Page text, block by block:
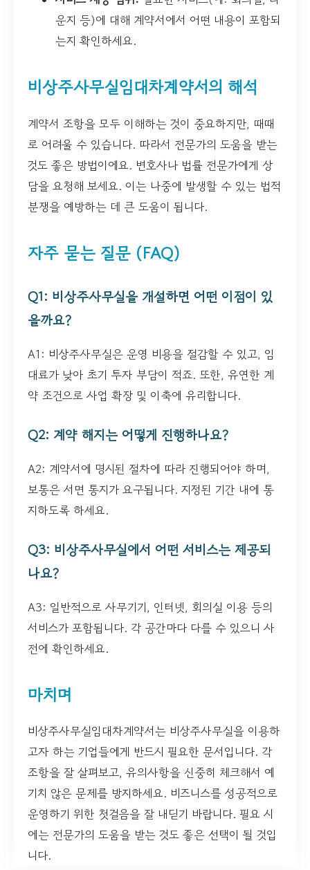
운지 등)에 대해 계약서에서 어떤 내용이 포함되
는지 확인하세요.
비상주사무실임대차계약서의 해석
계약서 조항을 모두 이해하는 것이 중요하지만, 때때
로 어려울 수 있습니다. 따라서 전문가의 도움을 받는
것도 좋은 방법이에요. 변호사나 법률 전문가에게 상
담을 요청해 보세요. 이는 나중에 발생할 수 있는 법적
분쟁을 예방하는 데 큰 도움이 됩니다.
자주 묻는 질문 (FAQ)
Q1: 비상주사무실을 개설하면 어떤 이점이 있
을까요?
A1: 비상주사무실은 운영 비용을 절감할 수 있고, 임
대료가 낮아 초기 투자 부담이 적죠. 또한, 유연한 계
약 조건으로 사업 확장 및 이축에 유리합니다.
Q2: 계약 해지는 어떻게 진행하나요?
A2: 계약서에 명시된 절차에 따라 진행되어야 하며,
보통은 서면 통지가 요구됩니다. 지정된 기간 내에 통
지하도록 하세요.
Q3: 비상주사무실에서 어떤 서비스는 제공되
나요?
A3: 일반적으로 사무기기, 인터넷, 회의실 이용 등의
서비스가 포함됩니다. 각 공간마다 다를 수 있으니 사
전에 확인하세요.
마치며
비상주사무실임대차계약서는 비상주사무실을 이용하
고자 하는 기업들에게 반드시 필요한 문서입니다. 각
조항을 잘 살펴보고, 유의사항을 신중히 체크해서 예
기치 않은 문제를 방지하세요. 비즈니스를 성공적으로
운영하기 위한 첫걸음을 잘 내딛기 바랍니다. 필요 시
에는 전문가의 도움을 받는 것도 좋은 선택이 될 것입
니다.